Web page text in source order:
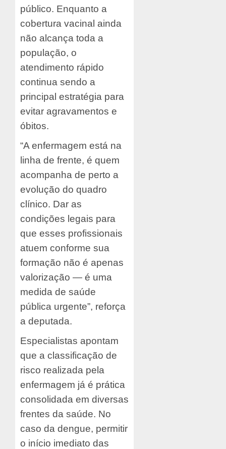
público. Enquanto a
cobertura vacinal ainda
não alcança toda a
população, o
atendimento rápido
continua sendo a
principal estratégia para
evitar agravamentos e
óbitos.
“A enfermagem está na
linha de frente, é quem
acompanha de perto a
evolução do quadro
clínico. Dar as
condições legais para
que esses profissionais
atuem conforme sua
formação não é apenas
valorização — é uma
medida de saúde
pública urgente”, reforça
a deputada.
Especialistas apontam
que a classificação de
risco realizada pela
enfermagem já é prática
consolidada em diversas
frentes da saúde. No
caso da dengue, permitir
o início imediato das